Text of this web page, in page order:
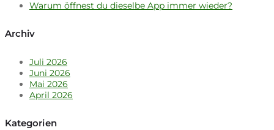
Warum öffnest du dieselbe App immer wieder?
Archiv
Juli 2026
Juni 2026
Mai 2026
April 2026
Kategorien